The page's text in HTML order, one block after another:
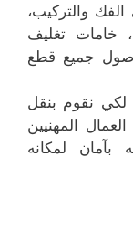
والتركيب،
خامات تغليف
جميع قطع
لكي نقوم بنقل
المهنيين
بآمان لمكانه